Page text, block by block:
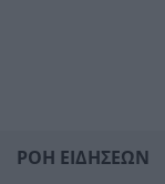
ΡΟΗ ΕΙΔΗΣΕΩΝ